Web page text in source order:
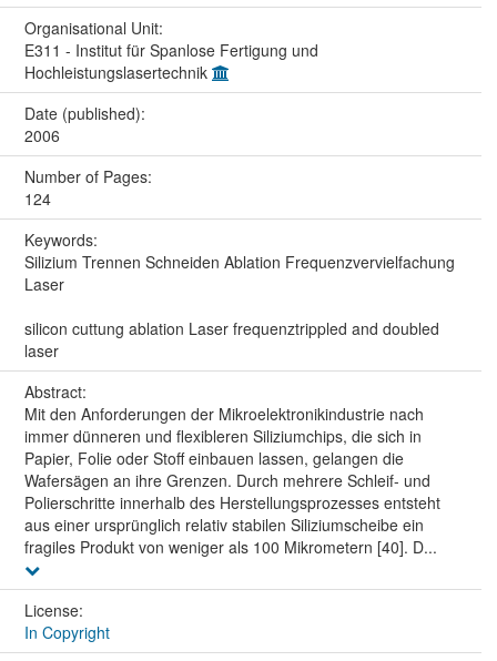
Organisational Unit:
E311 - Institut für Spanlose Fertigung und
Hochleistungslasertechnik
Date (published):
2006
Number of Pages:
124
Keywords:
Silizium Trennen Schneiden Ablation Frequenzvervielfachung
Laser
silicon cuttung ablation Laser frequenztrippled and doubled
laser
Abstract:
Mit den Anforderungen der Mikroelektronikindustrie nach
immer dünneren und flexibleren Siliziumchips, die sich in
Papier, Folie oder Stoff einbauen lassen, gelangen die
Wafersägen an ihre Grenzen. Durch mehrere Schleif- und
Polierschritte innerhalb des Herstellungsprozesses entsteht
aus einer ursprünglich relativ stabilen Siliziumscheibe ein
fragiles Produkt von weniger als 100 Mikrometern [40]. D...
License:
In Copyright